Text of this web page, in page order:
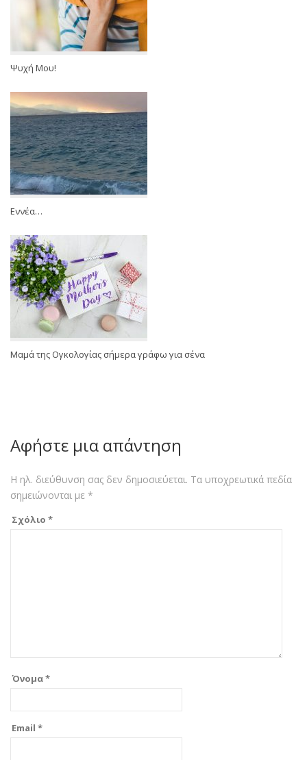
Ψυχή Μου!
Εννέα…
Μαμά της Ογκολογίας σήμερα γράφω για σένα
Αφήστε μια απάντηση
Η ηλ. διεύθυνση σας δεν δημοσιεύεται. Τα υποχρεωτικά πεδία
σημειώνονται με *
Σχόλιο *
Όνομα*
Email *